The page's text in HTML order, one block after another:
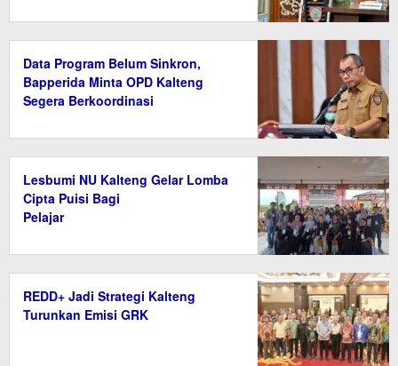
Data Program Belum Sinkron,
Bapperida Minta OPD Kalteng
Segera Berkoordinasi
Lesbumi NU Kalteng Gelar Lomba
Cipta Puisi Bagi
Pelajar
REDD+ Jadi Strategi Kalteng
Turunkan Emisi GRK